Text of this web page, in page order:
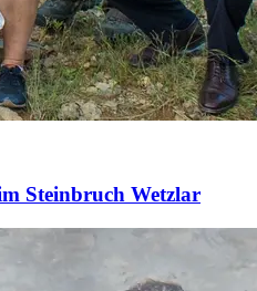
Steinbruch Wetzlar